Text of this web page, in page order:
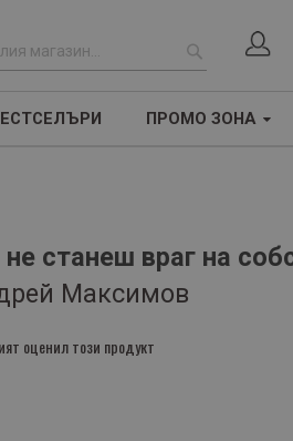
ТЪРСЕНЕ
ПРОМО ЗОНА
станеш враг на
Максимов
оценил този продукт